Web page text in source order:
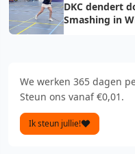
DKC dendert
Smashing in
We werken 365 dagen
Steun ons vanaf €0,01.
Ik steun jullie!